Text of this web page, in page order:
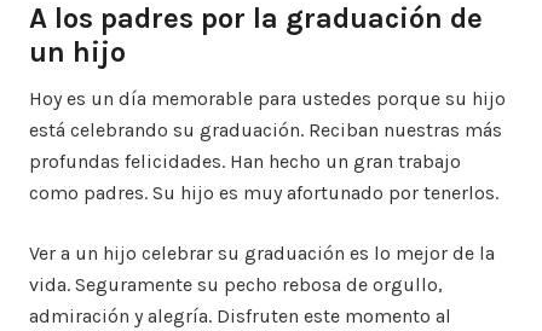
A los padres por la graduación de
un hijo
Hoy es un día memorable para ustedes porque su hijo
está celebrando su graduación. Reciban nuestras más
profundas felicidades. Han hecho un gran trabajo
como padres. Su hijo es muy afortunado por tenerlos.
Ver a un hijo celebrar su graduación es lo mejor de la
vida. Seguramente su pecho rebosa de orgullo,
admiración y alegría. Disfruten este momento al